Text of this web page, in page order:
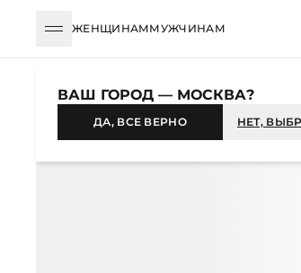
ЖЕНЩИНАММУЖЧИНАМ
ВАШ ГОРОД — МОСКВА?
ДА, ВСЕ ВЕРНО НЕТ,